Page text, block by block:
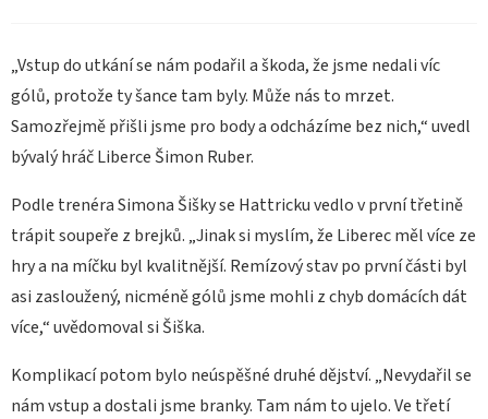
„Vstup do utkání se nám podařil a škoda, že jsme nedali víc
gólů, protože ty šance tam byly. Může nás to mrzet.
Samozřejmě přišli jsme pro body a odcházíme bez nich,“ uvedl
bývalý hráč Liberce Šimon Ruber.
Podle trenéra Simona Šišky se Hattricku vedlo v první třetině
trápit soupeře z brejků. „Jinak si myslím, že Liberec měl více ze
hry a na míčku byl kvalitnější. Remízový stav po první části byl
asi zasloužený, nicméně gólů jsme mohli z chyb domácích dát
více,“ uvědomoval si Šiška.
Komplikací potom bylo neúspěšné druhé dějství. „Nevydařil se
nám vstup a dostali jsme branky. Tam nám to ujelo. Ve třetí